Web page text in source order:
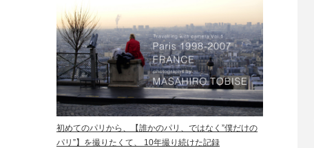
初めてのパリから、【誰かのパリ、ではなく”僕だけの
パリ”】を撮りたくて、 10年撮り続けた記録